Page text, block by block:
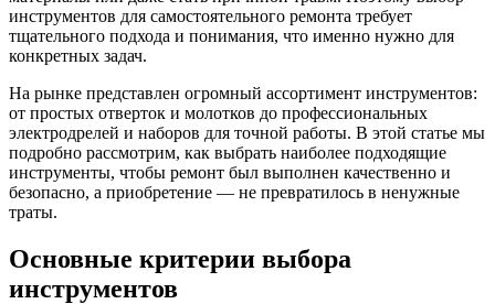
инструментов для самостоятельного ремонта требует
тщательного подхода и понимания, что именно нужно для
конкретных задач.
На рынке представлен огромный ассортимент инструментов:
от простых отверток и молотков до профессиональных
электродрелей и наборов для точной работы. В этой статье мы
подробно рассмотрим, как выбрать наиболее подходящие
инструменты, чтобы ремонт был выполнен качественно и
безопасно, а приобретение — не превратилось в ненужные
траты.
Основные критерии выбора
инструментов